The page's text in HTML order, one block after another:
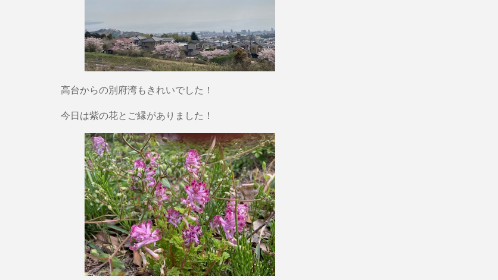
高台からの別府湾もきれいでした！
今日は紫の花とご縁がありました！